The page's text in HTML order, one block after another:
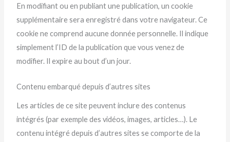
En modifiant ou en publiant une publication, un cookie
supplémentaire sera enregistré dans votre navigateur. Ce
cookie ne comprend aucune donnée personnelle. Il indique
simplement l’ID de la publication que vous venez de
modifier. Il expire au bout d’un jour.
Contenu embarqué depuis d’autres sites
Les articles de ce site peuvent inclure des contenus
intégrés (par exemple des vidéos, images, articles…). Le
contenu intégré depuis d’autres sites se comporte de la